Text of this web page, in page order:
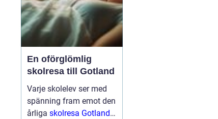
En oförglömlig
skolresa till Gotland
Varje skolelev ser med
spänning fram emot den
årliga skolresa Gotland